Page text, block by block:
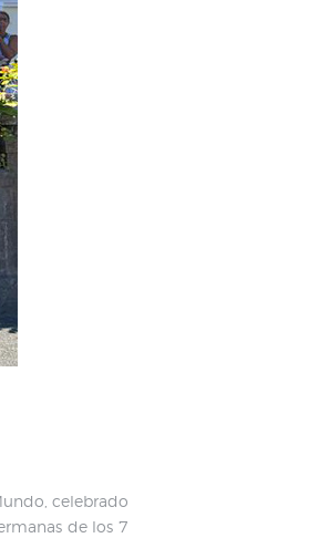
celebrado
de los 7